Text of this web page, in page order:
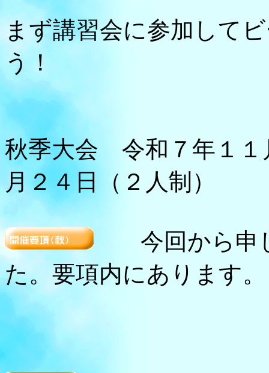
まず講習会に参加して
う！
秋季大会 令和７年１
月２４日（２人制）
今回から申し
た。要項内にあります。